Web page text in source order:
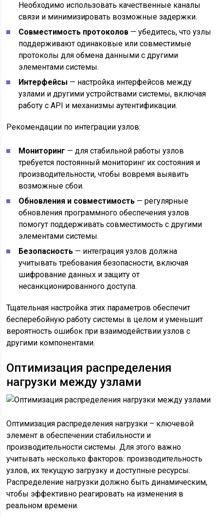
Необходимо использовать качественные каналы
связи и минимизировать возможные задержки.
Совместимость протоколов — убедитесь, что узлы
поддерживают одинаковые или совместимые
протоколы для обмена данными с другими
элементами системы.
Интерфейсы — настройка интерфейсов между
узлами и другими устройствами системы, включая
работу с API и механизмы аутентификации.
Рекомендации по интеграции узлов:
Мониторинг — для стабильной работы узлов
требуется постоянный мониторинг их состояния и
производительности, чтобы вовремя выявить
возможные сбои.
Обновления и совместимость — регулярные
обновления программного обеспечения узлов
помогут поддерживать совместимость с другими
элементами системы.
Безопасность — интеграция узлов должна
учитывать требования безопасности, включая
шифрование данных и защиту от
несанкционированного доступа.
Тщательная настройка этих параметров обеспечит
бесперебойную работу системы в целом и уменьшит
вероятность ошибок при взаимодействии узлов с
другими компонентами.
Оптимизация распределения
нагрузки между узлами
Оптимизация распределения нагрузки – ключевой
элемент в обеспечении стабильности и
производительности системы. Для этого важно
учитывать несколько факторов: производительность
узлов, их текущую загрузку и доступные ресурсы.
Распределение нагрузки должно быть динамическим,
чтобы эффективно реагировать на изменения в
реальном времени.